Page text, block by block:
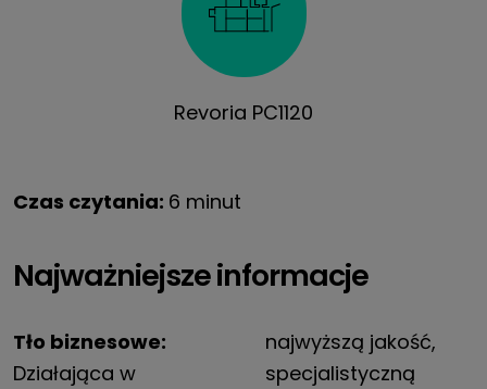
Revoria PC1120
Czas czytania: 6 minut
Najważniejsze informacje
Tło biznesowe:
Działająca w
najwyższą jakość,
specjalistyczną